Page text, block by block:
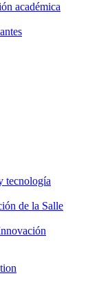
académica
tecnología
de la Salle